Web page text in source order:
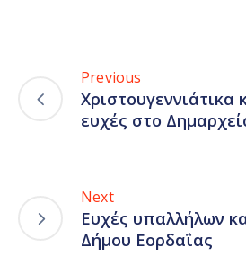
Previous
Χριστουγεννιάτικα
ευχές στο
Next
Ευχές υπαλλήλων
Δήμου Εορδαΐας